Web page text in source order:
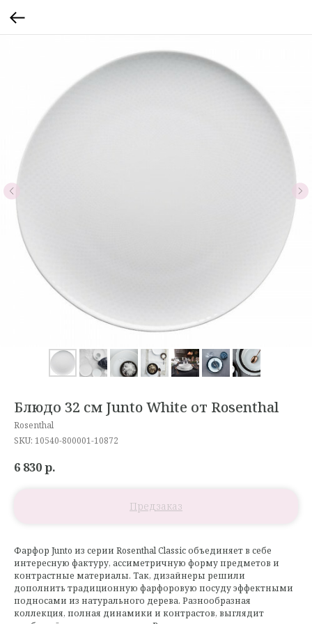
Блюдо 32 см Junto White от Rosenthal
Rosenthal
SKU: 10540-800001-10872
6 830р.
Фарфор Junto из серии Rosenthal Classic объединяет в себе
интересную фактуру, ассиметричную форму предметов и
контрастные материалы. Так, дизайнеры решили
дополнить традиционную фарфоровую посуду эффектными
подносами из натурального дерева. Разнообразная
коллекция, полная динамики и контрастов, выглядит